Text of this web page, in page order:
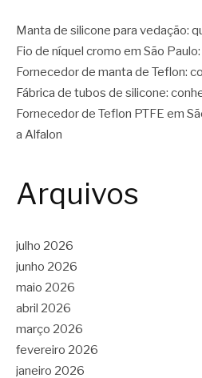
Manta de silicone para vedação:
Fio de níquel cromo em São
Fornecedor de manta de Teflon:
Fábrica de tubos de silicone:
Fornecedor de Teflon PTFE em
a Alfalon
Arquivos
julho 2026
junho 2026
maio 2026
abril 2026
março 2026
fevereiro 2026
janeiro 2026